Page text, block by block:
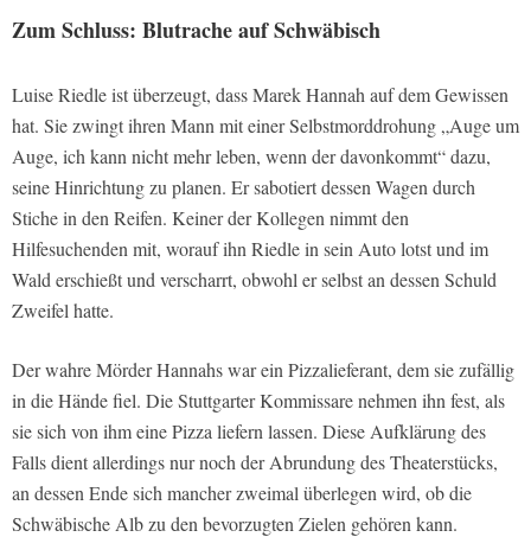
Zum Schluss: Blutrache auf Schwäbisch
Luise Riedle ist überzeugt, dass Marek Hannah auf dem Gewissen
hat. Sie zwingt ihren Mann mit einer Selbstmorddrohung „Auge um
Auge, ich kann nicht mehr leben, wenn der davonkommt“ dazu,
seine Hinrichtung zu planen. Er sabotiert dessen Wagen durch
Stiche in den Reifen. Keiner der Kollegen nimmt den
Hilfesuchenden mit, worauf ihn Riedle in sein Auto lotst und im
Wald erschießt und verscharrt, obwohl er selbst an dessen Schuld
Zweifel hatte.
Der wahre Mörder Hannahs war ein Pizzalieferant, dem sie zufällig
in die Hände fiel. Die Stuttgarter Kommissare nehmen ihn fest, als
sie sich von ihm eine Pizza liefern lassen. Diese Aufklärung des
Falls dient allerdings nur noch der Abrundung des Theaterstücks,
an dessen Ende sich mancher zweimal überlegen wird, ob die
Schwäbische Alb zu den bevorzugten Zielen gehören kann.